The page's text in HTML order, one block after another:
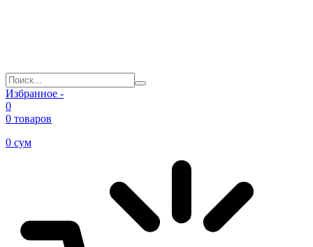
Избранное -
0
0 товаров
0 сум